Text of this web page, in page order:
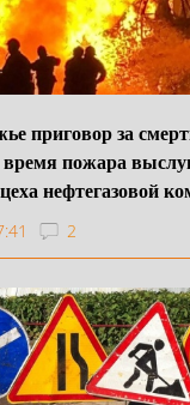
приговор за
время пожара
нефтегазовой
2